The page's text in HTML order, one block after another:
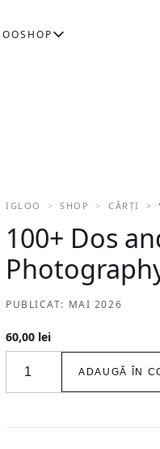
SHOP
IGLOO SHOP CĂRȚI
100+ Dos
PUBLICAT: MAI 2026
60,00 lei
100+
Dos
ADAUGĂ ÎN